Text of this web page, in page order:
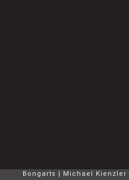
Bongarts Michael Kienzler